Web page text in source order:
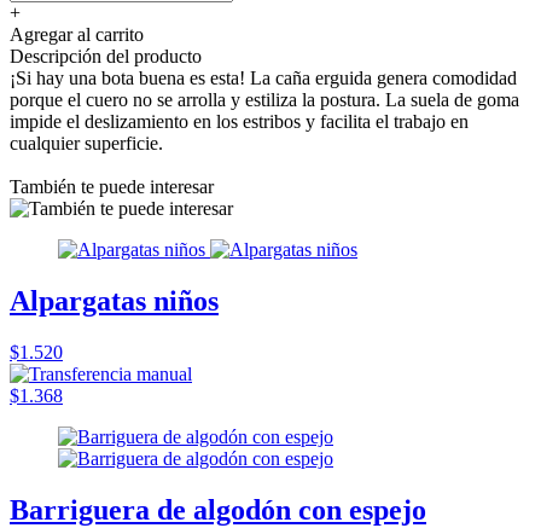
+
Agregar al carrito
Descripción del producto
¡Si hay una bota buena es esta! La caña erguida genera comodidad
porque el cuero no se arrolla y estiliza la postura. La suela de goma
impide el deslizamiento en los estribos y facilita el trabajo en
cualquier superficie.
También te puede interesar
Alpargatas niños
$1.520
$1.368
Barriguera de algodón con espejo